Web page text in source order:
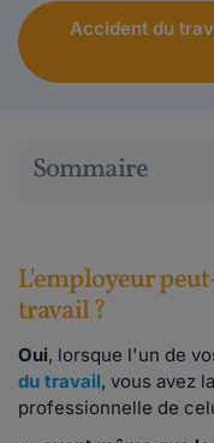
Accident du
Sommaire
L'employeur
travail ?
Oui, lorsque l'un de
du travail, vous avez la
professionnelle de